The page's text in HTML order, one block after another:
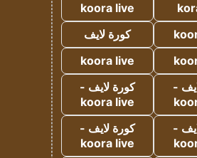
koora live
كورة لايف
koora live
-
كورة لايف -
koora live
-
كورة لايف -
koora live